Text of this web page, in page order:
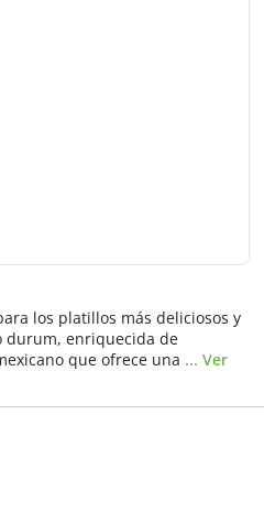
los platillos más deliciosos y
durum, enriquecida de
que ofrece una ... Ver